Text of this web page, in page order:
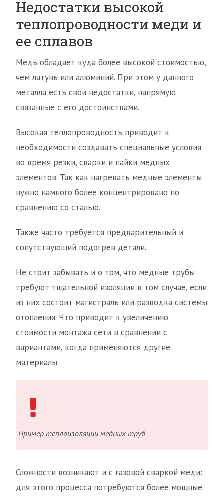
Недостатки высокой
теплопроводности меди и
ее сплавов
Медь обладает куда более высокой стоимостью,
чем латунь или алюминий. При этом у данного
металла есть свои недостатки, напрямую
связанные с его достоинствами.
Высокая теплопроводность приводит к
необходимости создавать специальные условия
во время резки, сварки и пайки медных
элементов. Так как нагревать медные элементы
нужно намного более концентрировано по
сравнению со сталью.
Также часто требуется предварительный и
сопутствующий подогрев детали.
Не стоит забывать и о том, что медные трубы
требуют тщательной изоляции в том случае, если
из них состоит магистраль или разводка системы
отопления. Что приводит к увеличению
стоимости монтажа сети в сравнении с
вариантами, когда применяются другие
материалы.
Пример теплоизоляции медных труб
Сложности возникают и с газовой сваркой меди:
для этого процесса потребуются более мощные